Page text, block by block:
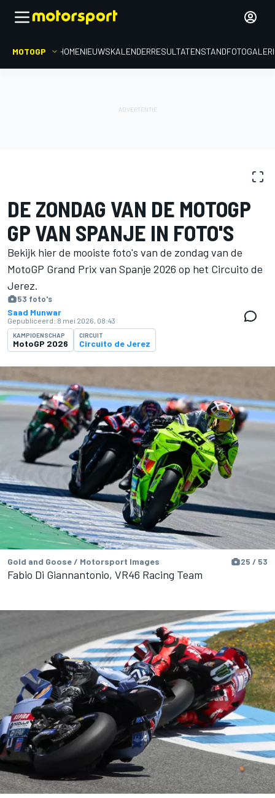
MOTOGP HOMENIEUWSKALENDERRESULTATENSTAND
DE ZONDAG VAN DE MOTOGP
GP VAN SPANJE IN FOTO'S
Bekijk hier de mooiste foto's van de zondag van de
MotoGP Grand Prix van Spanje 2026 op het Circuito de
Jerez.
53 foto's
Saad Munwar
Gepubliceerd: 8 mei 2026, 08:43
KAMPIOENSCHAP
MotoGP 2026
CIRCUIT
Circuito de Jerez
Gold and Goose / Motorsport Images 25 / 53
Fabio Di Giannantonio, VR46 Racing Team